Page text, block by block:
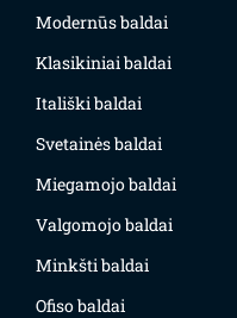
Modernūs baldai
Klasikiniai baldai
Itališki baldai
Svetainės baldai
Miegamojo baldai
Valgomojo baldai
Minkšti baldai
Ofiso baldai